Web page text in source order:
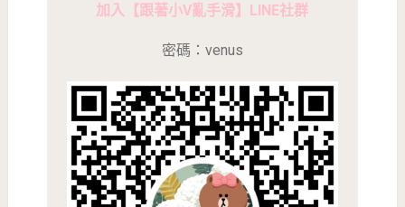
加入【跟著小V亂手滑】LINE社群
密碼：venus